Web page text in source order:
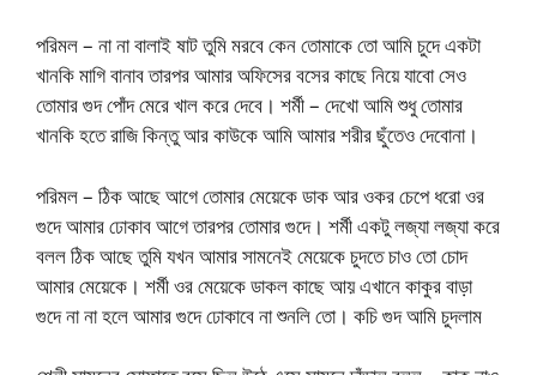
পরিমল – না না বালাই ষাট তুমি মরবে কেন তোমাকে তো আমি চুদে একটা
খানকি মাগি বানাব তারপর আমার অফিসের বসের কাছে নিয়ে যাবো সেও
তোমার গুদ পোঁদ মেরে খাল করে দেবে। শর্মী – দেখো আমি শুধু তোমার
খানকি হতে রাজি কিন্তু আর কাউকে আমি আমার শরীর ছুঁতেও দেবোনা।
পরিমল – ঠিক আছে আগে তোমার মেয়েকে ডাক আর ওকর চেপে ধরো ওর
গুদে আমার ঢোকাব আগে তারপর তোমার গুদে। শর্মী একটু লজ্যা লজ্যা করে
বলল ঠিক আছে তুমি যখন আমার সামনেই মেয়েকে চুদতে চাও তো চোদ
আমার মেয়েকে। শর্মী ওর মেয়েকে ডাকল কাছে আয় এখানে কাকুর বাড়া
গুদে না না হলে আমার গুদে ঢোকাবে না শুনলি তো। কচি গুদ আমি চুদলাম